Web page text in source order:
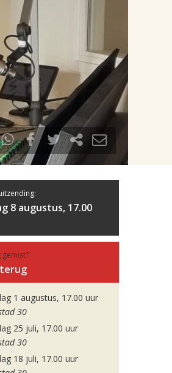
8 augustus, 17.00
1 augustus, 17.00 uur
30
25 juli, 17.00 uur
30
18 juli, 17.00 uur